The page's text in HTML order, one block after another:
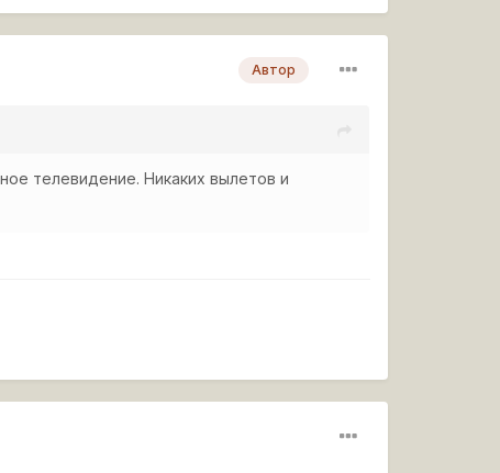
Автор
телевидение. Никаких вылетов и